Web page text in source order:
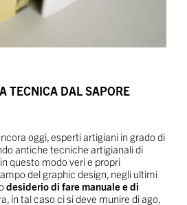
TECNICA DAL SAPORE
oggi, esperti artigiani in grado di
antiche tecniche artigianali di
questo modo veri e propri
del graphic design, negli ultimi
desiderio di fare manuale e di
in tal caso ci si deve munire di ago,